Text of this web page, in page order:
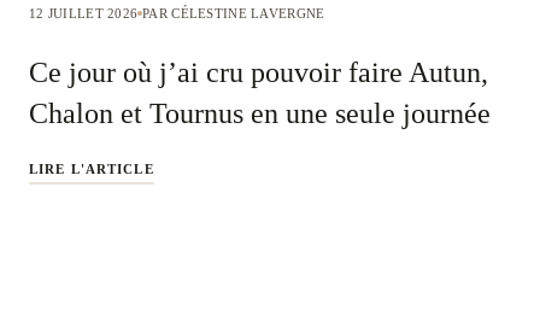
12 JUILLET 2026 PAR CÉLESTINE LAVERGNE
Ce jour où j’ai cru pouvoir faire Autun,
Chalon et Tournus en une seule journée
LIRE L'ARTICLE